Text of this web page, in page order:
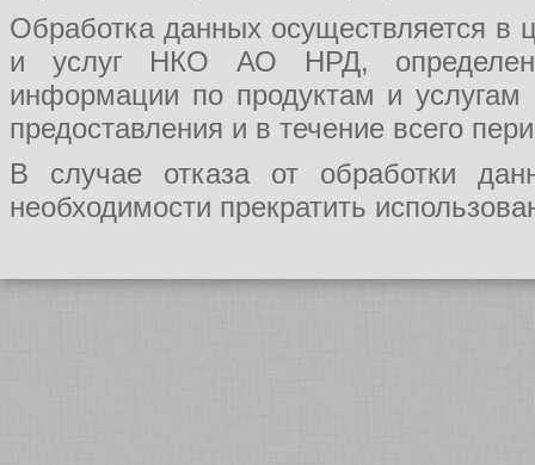
Обработка данных осуществляется в
и услуг НКО АО НРД, определения
информации по продуктам и
предоставления и в течение всего
В случае отказа от обработки
необходимости прекратить